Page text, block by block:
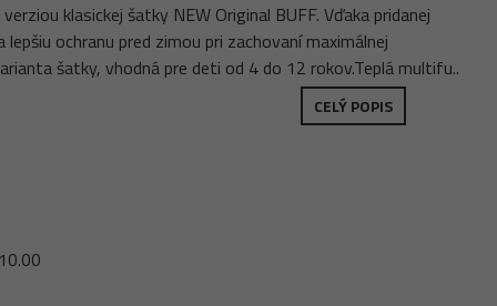
klasickej šatky NEW Original BUFF. Vďaka pridanej
ochranu pred zimou pri zachovaní maximálnej
šatky, vhodná pre deti od 4 do 12 rokov.Teplá multifu..
CELÝ POPIS